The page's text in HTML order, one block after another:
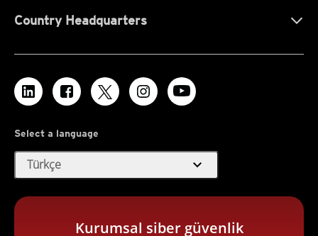
Country Headquarters
Select a language
Türkçe expand_more
Kurumsal siber güvenlik